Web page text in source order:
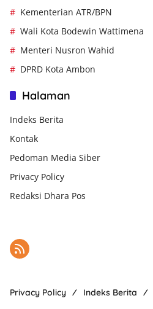
Kementerian ATR/BPN
Wali Kota Bodewin Wattimena
Menteri Nusron Wahid
DPRD Kota Ambon
Halaman
Indeks Berita
Kontak
Pedoman Media Siber
Privacy Policy
Redaksi Dhara Pos
Privacy Policy Indeks Berita